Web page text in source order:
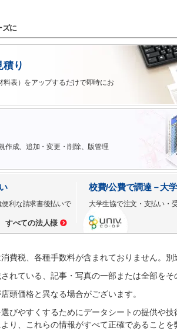
ズに
積り
料表）をアップするだけで即時にお
作成、追加・変更・削除、版管理
利な請求書後払いで
すべての法人様
校費/公費で調達－大
大学生協で注文・支払い・
費税、各種手数料が含まれておりません。
れている、記事・写真の一部または全部を
頭価格と異なる場合がございます。
びやすくするためにデータシートの提供や技
り、これらの情報がすべて正確であることを